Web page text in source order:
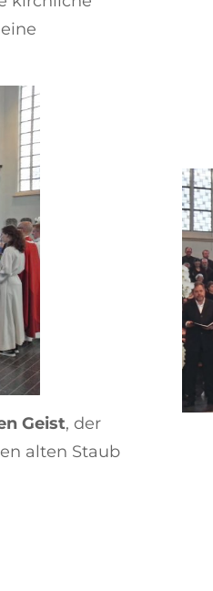
Geist, der
alten Staub